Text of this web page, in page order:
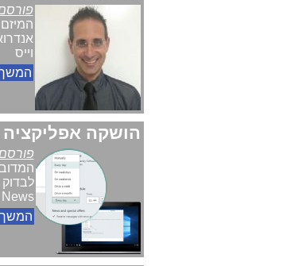
פורסם ב:
וייס
המשך
הושקה
פורסם ב:
News
המשך